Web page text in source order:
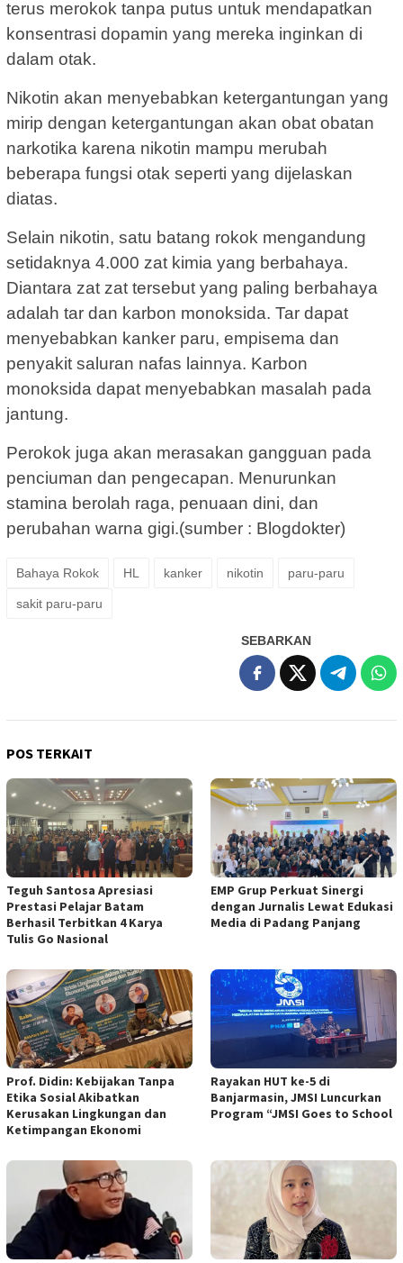
terus merokok tanpa putus untuk mendapatkan
konsentrasi dopamin yang mereka inginkan di
dalam otak.
Nikotin akan menyebabkan ketergantungan yang
mirip dengan ketergantungan akan obat obatan
narkotika karena nikotin mampu merubah
beberapa fungsi otak seperti yang dijelaskan
diatas.
Selain nikotin, satu batang rokok mengandung
setidaknya 4.000 zat kimia yang berbahaya.
Diantara zat zat tersebut yang paling berbahaya
adalah tar dan karbon monoksida. Tar dapat
menyebabkan kanker paru, empisema dan
penyakit saluran nafas lainnya. Karbon
monoksida dapat menyebabkan masalah pada
jantung.
Perokok juga akan merasakan gangguan pada
penciuman dan pengecapan. Menurunkan
stamina berolah raga, penuaan dini, dan
perubahan warna gigi.(sumber : Blogdokter)
Bahaya Rokok HL kanker nikotin paru-paru
sakit paru-paru
SEBARKAN
POS TERKAIT
Teguh Santosa Apresiasi
Prestasi Pelajar Batam
Berhasil Terbitkan 4 Karya
Tulis Go Nasional
EMP Grup Perkuat Sinergi
dengan Jurnalis Lewat Edukasi
Media di Padang Panjang
Prof. Didin: Kebijakan Tanpa
Etika Sosial Akibatkan
Kerusakan Lingkungan dan
Ketimpangan Ekonomi
Rayakan HUT ke-5 di
Banjarmasin, JMSI Luncurkan
Program “JMSI Goes to School